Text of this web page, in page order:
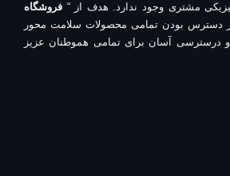
مشتری وجود ندارد. هدف از “ فروشگاه
دسترس بودن تمامی محصولات سلامت محور
درسترسی آسان برای تمامی هموطنان عزیز